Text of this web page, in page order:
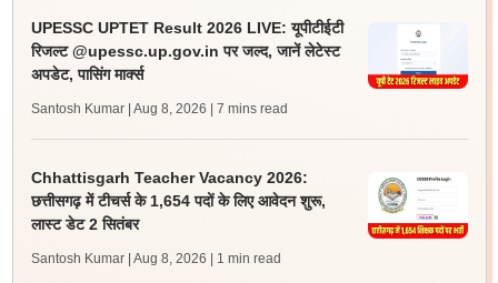
UPESSC UPTET Result 2026 LIVE: यूपीटीईटी
रिजल्ट @upessc.up.gov.in पर जल्द, जानें लेटेस्ट
अपडेट, पासिंग मार्क्स
Santosh Kumar | Aug 8, 2026 | 7 mins read
Chhattisgarh Teacher Vacancy 2026:
छत्तीसगढ़ में टीचर्स के 1,654 पदों के लिए आवेदन शुरू,
लास्ट डेट 2 सितंबर
Santosh Kumar | Aug 8, 2026 | 1 min read